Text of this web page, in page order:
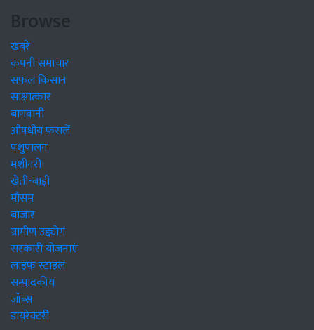
Browse
खबरें
कंपनी समाचार
सफल किसान
साक्षात्कार
बागवानी
औषधीय फसलें
पशुपालन
मशीनरी
खेती-बाड़ी
मौसम
बाजार
ग्रामीण उद्द्योग
सरकारी योजनाएं
लाइफ स्टाइल
सम्पादकीय
जॉब्स
डायरेक्टरी